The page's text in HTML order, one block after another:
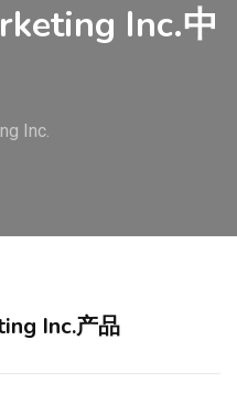
Inc.中
Inc.
Inc.产品